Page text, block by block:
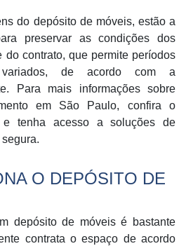
do depósito de móveis, estão a
preservar as condições dos
contrato, que permite períodos
variados, de acordo com a
Para mais informações sobre
em São Paulo, confira o
e tenha acesso a soluções de
O DEPÓSITO DE
depósito de móveis é bastante
contrata o espaço de acordo